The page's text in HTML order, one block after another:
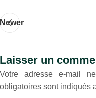
Newer
Laisser un
Votre adresse e-mail
obligatoires sont indiqués